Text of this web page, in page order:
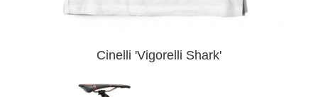
Cinelli 'Vigorelli Shark'